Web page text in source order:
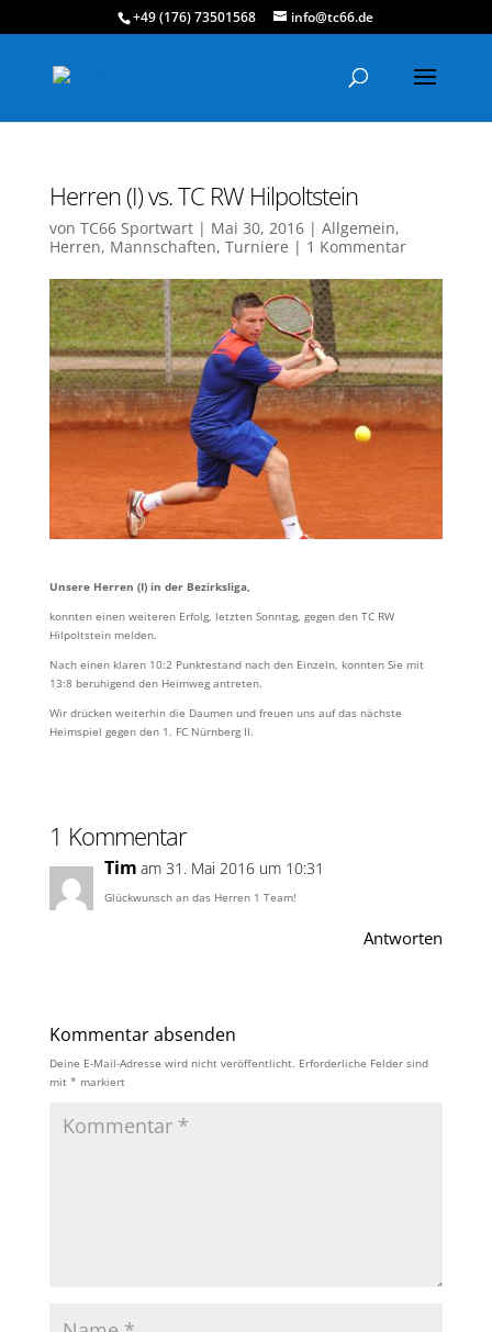
+49 (176) 73501568 info@tc66.de
Herren (I) vs. TC RW Hilpoltstein
von TC66 Sportwart| Mai 30, 2016| Allgemein,
Herren, Mannschaften, Turniere | 1 Kommentar
Unsere Herren (I) in der Bezirksliga,
konnten einen weiteren Erfolg, letzten Sonntag, gegen den TC RW
Hilpoltstein melden.
Nach einen klaren 10:2 Punktestand nach den Einzeln, konnten Sie mit
13:8 beruhigend den Heimweg antreten.
Wir drücken weiterhin die Daumen und freuen uns auf das nächste
Heimspiel gegen den 1. FC Nürnberg II.
1 Kommentar
Tim am 31. Mai 2016 um 10:31
Glückwunsch an das Herren 1 Team!
Antworten
Kommentar absenden
Deine E-Mail-Adresse wird nicht veröffentlicht. Erforderliche Felder sind
mit * markiert